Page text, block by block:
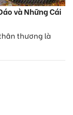
và Những Cái
thương là